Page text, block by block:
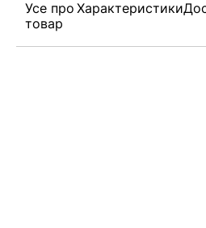
Усе про
товар
Характеристики